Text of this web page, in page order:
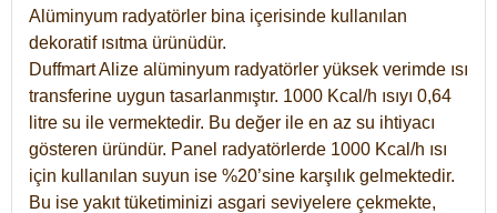
Alüminyum radyatörler bina içerisinde kullanılan
dekoratif ısıtma ürünüdür.
Duffmart Alize alüminyum radyatörler yüksek verimde ısı
transferine uygun tasarlanmıştır. 1000 Kcal/h ısıyı 0,64
litre su ile vermektedir. Bu değer ile en az su ihtiyacı
gösteren üründür. Panel radyatörlerde 1000 Kcal/h ısı
için kullanılan suyun ise %20’sine karşılık gelmektedir.
Bu ise yakıt tüketiminizi asgari seviyelere çekmekte,